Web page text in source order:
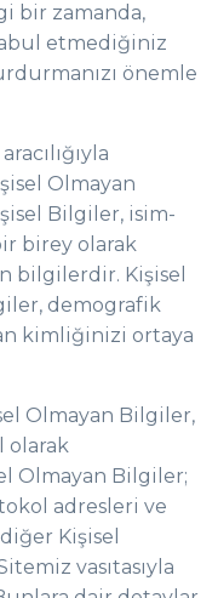
bir zamanda,
etmediğiniz
önemle
Olmayan
Bilgiler, isim-
birey olarak
bilgilerdir. Kişisel
demografik
kimliğinizi ortaya
Olmayan Bilgiler,
olarak
Olmayan Bilgiler;
adresleri ve
Kişisel
vasıtasıyla